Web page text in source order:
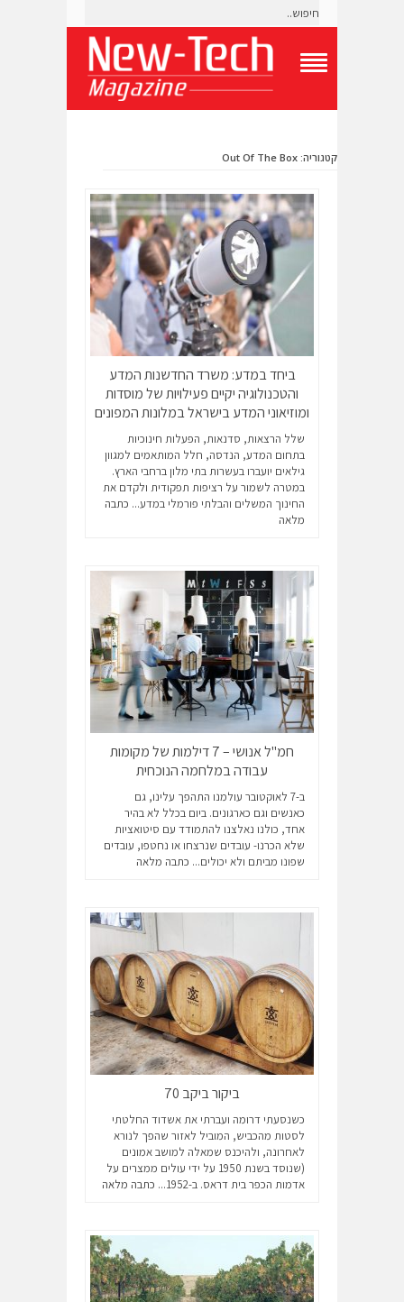
g
e
a
v
i
g
e
קטגוריה: Out Of The Box
ביחד במדע: משרד החדשנות המדע
והטכנולוגיה יקיים פעילויות של מוסדות
ומוזיאוני המדע בישראל במלונות המפונים
שלל הרצאות, סדנאות, הפעלות חינוכיות
בתחום המדע, הנדסה, חלל המותאמים למגוון
גילאים יועברו בעשרות בתי מלון ברחבי הארץ.
במטרה לשמור על רציפות תפקודית ולקדם את
החינוך המשלים והבלתי פורמלי במדע... כתבה
מלאה
חמ"ל אנושי – 7 דילמות של מקומות
עבודה במלחמה הנוכחית
ב-7 לאוקטובר עולמנו התהפך עלינו, גם
כאנשים וגם כארגונים. ביום בכלל לא בהיר
אחד, כולנו נאלצנו להתמודד עם סיטואציות
שלא הכרנו- עובדים שנרצחו או נחטפו, עובדים
שפונו מביתם ולא יכולים... כתבה מלאה
ביקור ביקב 70
כשנסעתי דרומה ועברתי את אשדוד החלטתי
לסטות מהכביש, המוביל לאזור שהפך לנורא
לאחרונה, ולהיכנס שמאלה למושב אמונים
(שנוסד בשנת 1950 על ידי עולים ממצרים על
אדמות הכפר בית דראס. ב-1952...
כתבה מלאה